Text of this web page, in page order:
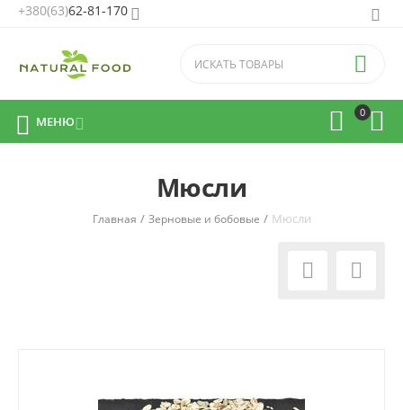
+380(63)62-81-170 
0 


 МЕНЮ
Мюсли
Главная / Зерновые и бобовые / Мюсли
 